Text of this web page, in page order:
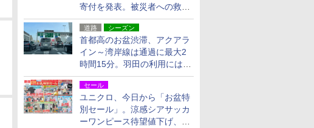
寄付を発表。被災者への救援
活動・復旧支援
道路 シーズン
首都高のお盆渋滞、アクアラ
イン～湾岸線は通過に最大2
時間15分。羽田の利用には
「空港西出口」の利用検討を
セール
ユニクロ、今日から「お盆特
別セール」。涼感シアサッカ
ーワンピース待望値下げ、撥